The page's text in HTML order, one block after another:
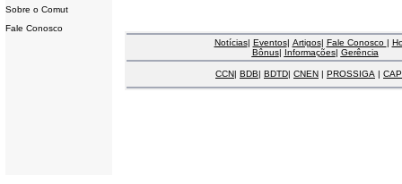
Sobre o Comut
Fale Conosco
Notícias| Eventos| Artigos| Fale Conosco |
Bônus| Informações| Gerência
CCN| BDB| BDTD| CNEN | PROSSIGA |